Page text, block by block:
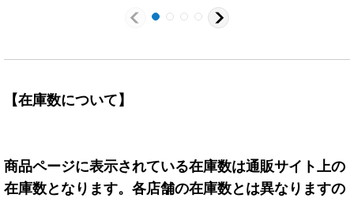
【在庫数について】
商品ページに表示されている在庫数は通販サイト上の
在庫数となります。各店舗の在庫数とは異なりますの